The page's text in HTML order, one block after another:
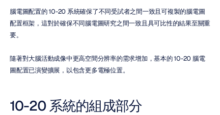
腦電圖配置的 10-20 系統確保了不同受試者之間一致且可複製的腦電圖
配置框架，這對於確保不同腦電圖研究之間一致且具可比性的結果至關重
要。
隨著對大腦活動成像中更高空間分辨率的需求增加，基本的 10-20 腦電
圖配置已演變擴展，以包含更多電極位置。
10-20 系統的組成部分